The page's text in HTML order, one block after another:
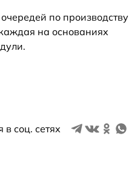
по производству
на основаниях
в соц. сетях